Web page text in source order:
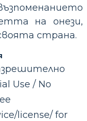
на онези,
страна.
Use / No
license/ for